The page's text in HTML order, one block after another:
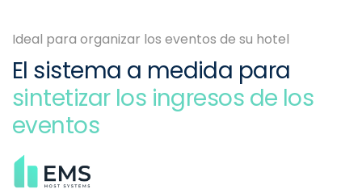
Ideal para organizar los eventos de su hotel
El sistema a medida para
sintetizar los ingresos de los
eventos